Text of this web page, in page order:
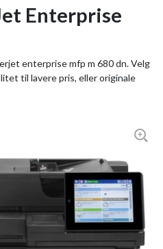
Enterprise
enterprise mfp m 680 dn. Velg
til lavere pris, eller originale